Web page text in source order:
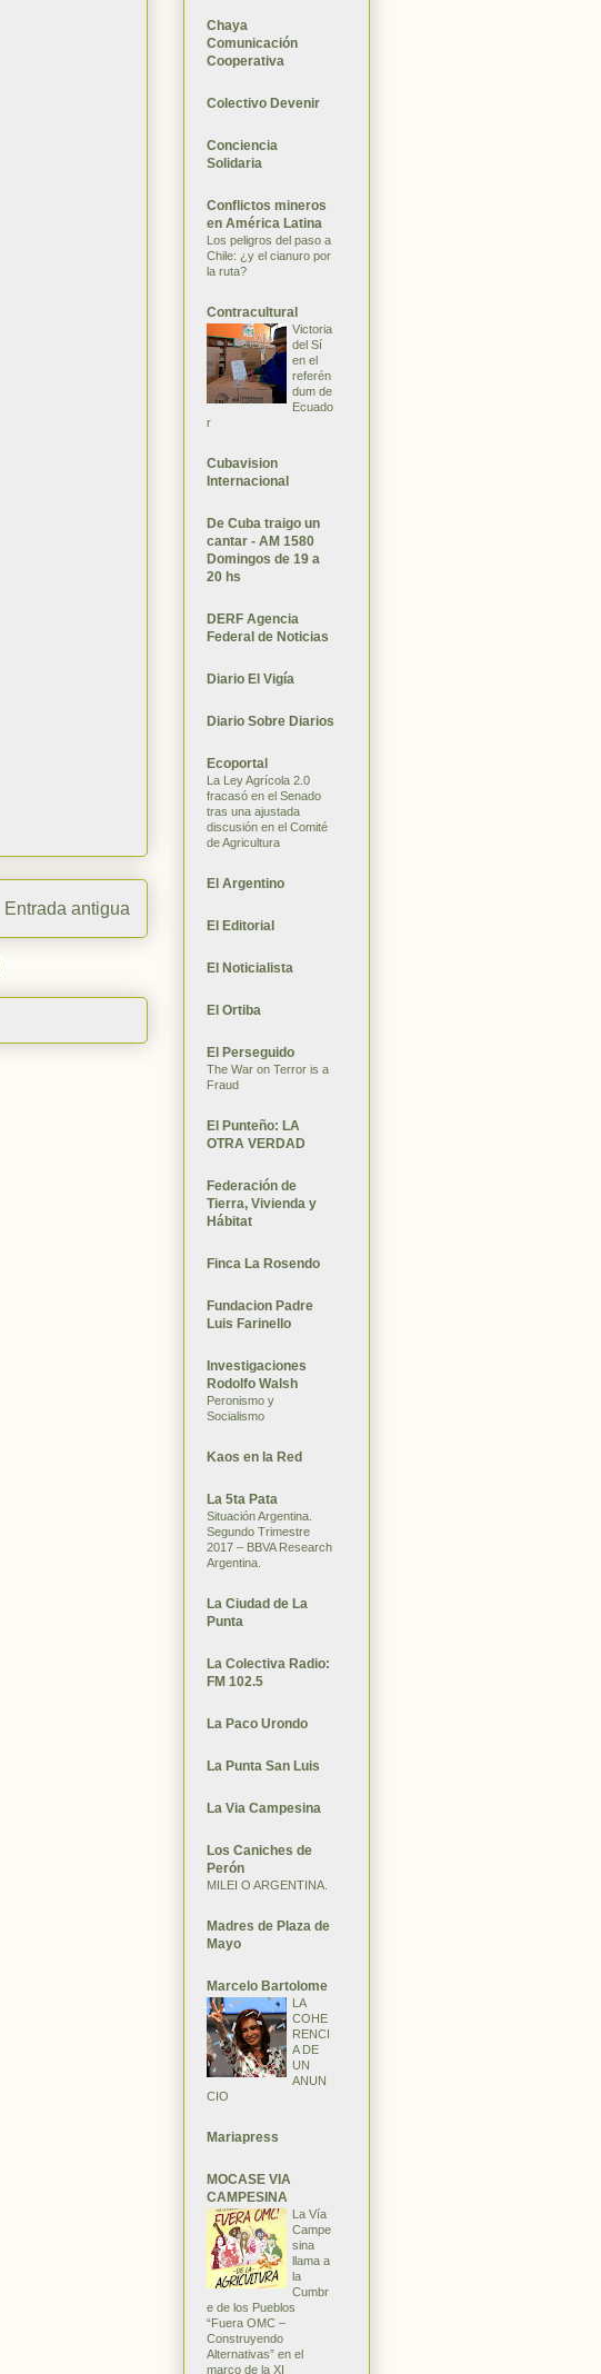
Entrada antigua
Chaya
Comunicación
Cooperativa
Colectivo Devenir
Conciencia
Solidaria
Conflictos mineros
en América Latina
Los peligros del paso a
Chile: ¿y el cianuro por
la ruta?
Contracultural
Victoria
del Sí
en el
referén
dum de
Ecuado
r
Cubavision
Internacional
De Cuba traigo un
cantar - AM 1580
Domingos de 19 a
20 hs
DERF Agencia
Federal de Noticias
Diario El Vigía
Diario Sobre Diarios
Ecoportal
La Ley Agrícola 2.0
fracasó en el Senado
tras una ajustada
discusión en el Comité
de Agricultura
El Argentino
El Editorial
El Noticialista
El Ortiba
El Perseguido
The War on Terror is a
Fraud
El Punteño: LA
OTRA VERDAD
Federación de
Tierra, Vivienda y
Hábitat
Finca La Rosendo
Fundacion Padre
Luis Farinello
Investigaciones
Rodolfo Walsh
Peronismo y
Socialismo
Kaos en la Red
La 5ta Pata
Situación Argentina.
Segundo Trimestre
2017 – BBVA Research
Argentina.
La Ciudad de La
Punta
La Colectiva Radio:
FM 102.5
La Paco Urondo
La Punta San Luis
La Via Campesina
Los Caniches de
Perón
MILEI O ARGENTINA.
Madres de Plaza de
Mayo
Marcelo Bartolome
LA
COHE
RENCI
A DE
UN
ANUN
CIO
Mariapress
MOCASE VIA
CAMPESINA
La Vía
Campe
sina
llama a
la
Cumbr
e de los Pueblos
“Fuera OMC –
Construyendo
Alternativas” en el
marco de la XI